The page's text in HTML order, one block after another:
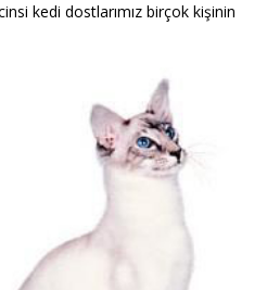
kedi dostlarımız birçok kişinin